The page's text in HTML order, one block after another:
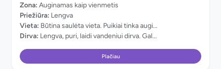
Zona: Auginamas kaip vienmetis
Priežiūra: Lengva
Vieta: Būtina saulėta vieta. Puikiai tinka augi...
Dirva: Lengva, puri, laidi vandeniui dirva. Gal...
Plačiau